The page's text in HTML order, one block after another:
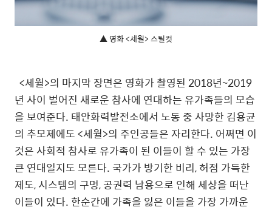
▲ 영화 <세월> 스틸컷
<세월>의 마지막 장면은 영화가 촬영된 2018년~2019
년 사이 벌어진 새로운 참사에 연대하는 유가족들의 모습
을 보여준다. 태안화력발전소에서 노동 중 사망한 김용균
의 추모제에도<세월>의 주인공들은 자리한다. 어쩌면 이
것은 사회적 참사로 유가족이 된 이들이 할 수 있는 가장
큰 연대일지도 모른다. 국가가 방기한 비리,허점 가득한
제도,시스템의 구멍,공권력 남용으로 인해 세상을 떠난
이들이 있다. 한순간에 가족을 잃은 이들을 가장 가까운